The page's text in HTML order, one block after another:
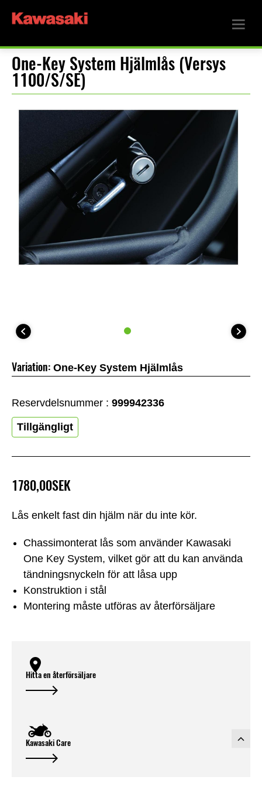
One-Key System Hjälmlås (Versys
1100/S/SE)
Lås enkelt fast din hjälm när du inte kör.
Chassimonterat lås som använder Kawasaki
One Key System, vilket gör att du kan använda
tändningsnyckeln för att låsa upp
Konstruktion i stål
Montering måste utföras av återförsäljare
1780,00SEK
Variation: One-Key System Hjälmlås
Reservdelsnummer : 999942336
Tillgängligt
Hitta en återförsäljare
Kawasaki Care